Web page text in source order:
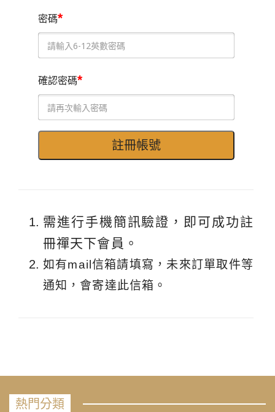
密碼*
確認密碼*
需進行手機簡訊驗證，即可成功註
冊禪天下會員。
如有mail信箱請填寫，未來訂單取件等
通知，會寄達此信箱。
熱門分類